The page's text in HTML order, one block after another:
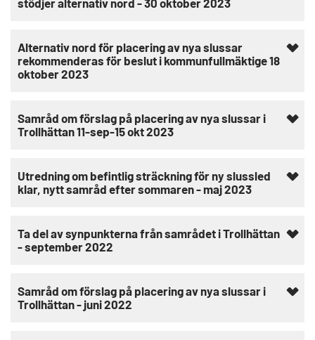
Alternativ nord för placering av nya slussar
rekommenderas för beslut i kommunfullmäktige 18
oktober 2023
Samråd om förslag på placering av nya slussar i
Trollhättan 11-sep-15 okt 2023
Utredning om befintlig sträckning för ny slussled
klar, nytt samråd efter sommaren - maj 2023
Ta del av synpunkterna från samrådet i Trollhättan
- september 2022
Samråd om förslag på placering av nya slussar i
Trollhättan - juni 2022